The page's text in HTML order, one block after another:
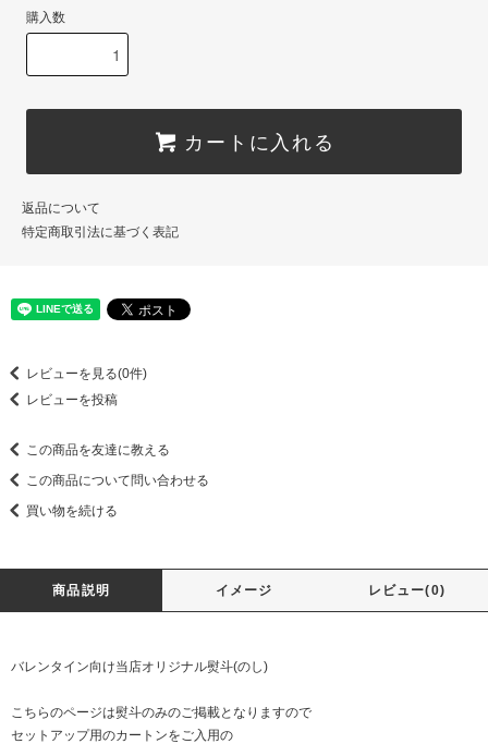
購入数
カートに入れる
返品について
特定商取引法に基づく表記
レビューを見る(0件)
レビューを投稿
この商品を友達に教える
この商品について問い合わせる
買い物を続ける
商品説明 イメージ レビュー(0)
バレンタイン向け当店オリジナル熨斗(のし)
こちらのページは熨斗のみのご掲載となりますので
セットアップ用のカートンをご入用の